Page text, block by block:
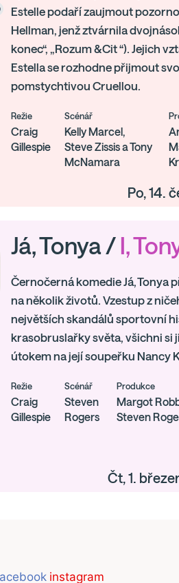
Estelle podaří zaujmout
Hellman, jenž ztvárnila
konec“, „Rozum &Cit “). Jejich
Estella se rozhodne přijmout
pomstychtivou Cruellou.
Režie
Craig
Gillespie
Scénář
Kelly Marcel,
Steve Zissis a Tony
McNamara
Po, 14.
Já, Tonya /I,
Černočerná komedie Já, Tonya
na několik životů. Vzestup z
největších skandálů sportovní
krasobruslařky světa, všichni si
útokem na její soupeřku Nancy
Režie
Craig
Gillespie
Scénář
Steven
Rogers
Produkce
Margot
Steven
Čt, 1.
instagram